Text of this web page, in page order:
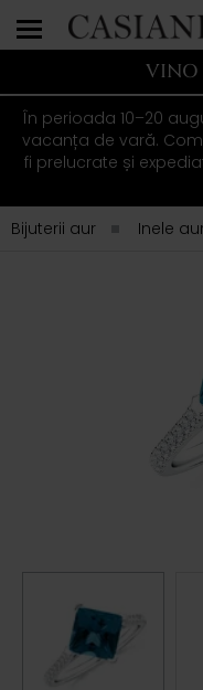
VINO
În perioada 10–20
vacanța de vară.
fi prelucrate și
Bijuterii aur
Inele